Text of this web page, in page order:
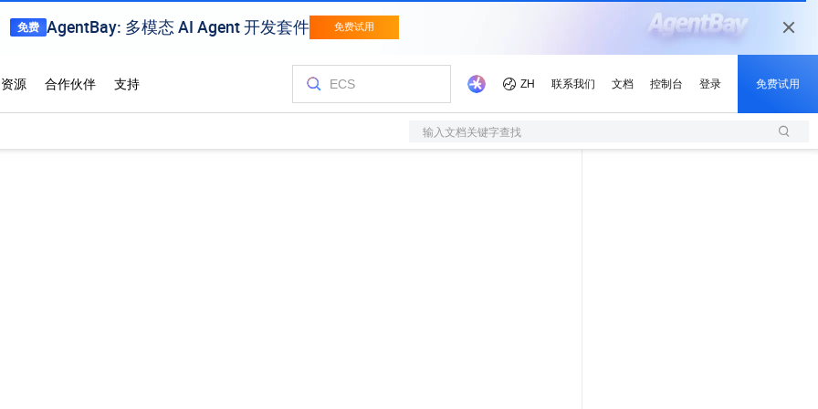
输入文档关键字查找